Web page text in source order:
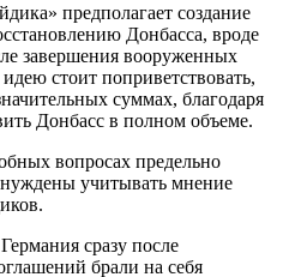
предполагает создание
Донбасса, вроде
завершения вооруженных
стоит поприветствовать,
суммах, благодаря
Донбасс в полном объеме.
вопросах предельно
учитывать мнение
сразу после
брали на себя